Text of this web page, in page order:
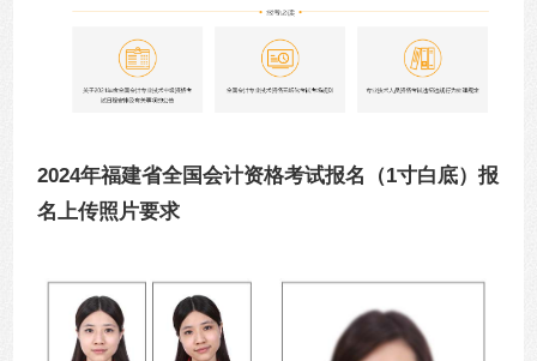
2024年福建省全国会计资格考试报名（1寸白底）报
名上传照片要求